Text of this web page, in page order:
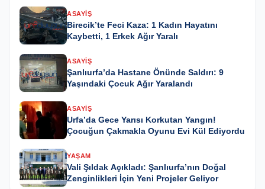
ASAYIŞ
Birecik’te Feci Kaza: 1 Kadın Hayatını
Kaybetti, 1 Erkek Ağır Yaralı
ASAYIŞ
Şanlıurfa’da Hastane Önünde Saldırı: 9
Yaşındaki Çocuk Ağır Yaralandı
ASAYIŞ
Urfa’da Gece Yarısı Korkutan Yangın!
Çocuğun Çakmakla Oyunu Evi Kül Ediyordu
YAŞAM
Vali Şıldak Açıkladı: Şanlıurfa’nın Doğal
Zenginlikleri İçin Yeni Projeler Geliyor